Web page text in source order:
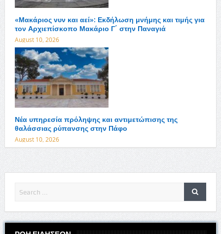
«Μακάριος νυν και αεί»: Εκδήλωση μνήμης και τιμής για
τον Αρχιεπίσκοπο Μακάριο Γ΄ στην Παναγιά
August 10, 2026
Νέα υπηρεσία πρόληψης και αντιμετώπισης της
θαλάσσιας ρύπανσης στην Πάφο
August 10, 2026